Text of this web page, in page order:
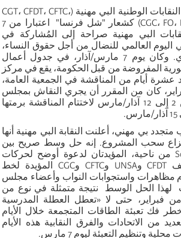
أطلقت، في 11 فبراير، النقابات الوطنية البي مهنية (CGT، CFDT، CFTC،
CGC، FO، FSU، Solidaires، UNSA) كشعار "شل فرنسا" اعتبارا من 7
البي مهنية صراحة إلى المُشاركة في
في اليوم العالمي للنضال من أجل حقوق النساء،
وهو يوم إضراب نسوي. وكان يوم 7 مارس/آذار، في جدول أعمال
المفروضة من قبل الحكومة، يقع في مركز
عشرة أيام من المناقشة في الجمعية العامة،
شباط/فبراير، كان من المقرر أن يجري النقاش بمجلس
الشيوخ في الفترة من 2 إلى 12 آذار/مارس لاختتام المناقشة برمتها
بي مهني، أعلنت النقابة البي مهنية أنها
سحب المشروع. إنه حل وسط صريح بين
موقف CGT وSolidaires من ناحية، المؤيدتان لدعوة أوضح لحركات
إضراب متجدد، وموقف CFDT وUNSA وCFTC وCGC المؤيدة لخط
مظاهرات واستجوابات النواب وأعضاء مجلس
لهذا الحل الوسط نتيجة متمثلة في نوع من
من فبراير، حتى لا «تعطل العطلة المدرسية
فك تعبئة الطاقات المتجمعة خلال الأيام
من الاتحادات والفرق النقابية هذه الأيام
وتنظيم التعبئة ليوم 7 مارس.